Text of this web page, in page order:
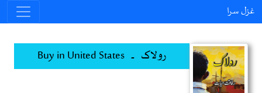
غزل سرا
رولاک ۔ Buy in United States